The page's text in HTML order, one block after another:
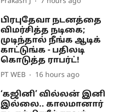
பிரபுதேவா நடனத்தை
விமர்சித்த நடிகை;
முடிந்தால் நீங்க ஆடிக்
காட்டுங்க - பதிலடி
கொடுத்த ராபர்ட்!
PT WEB 16 hours ago
‘கஜினி’ வில்லன் இனி
இல்லை.. காலமானார்